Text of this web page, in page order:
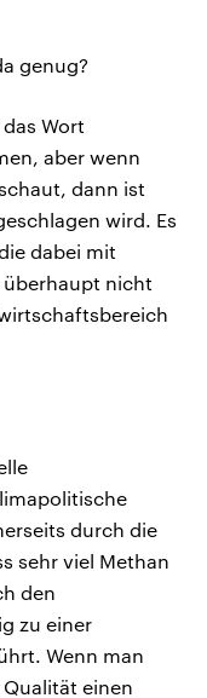
genug?
Wort
aber wenn
dann ist
wird. Es
dabei mit
überhaupt nicht
durch die
sehr viel Methan
den
zu einer
Wenn man
einen